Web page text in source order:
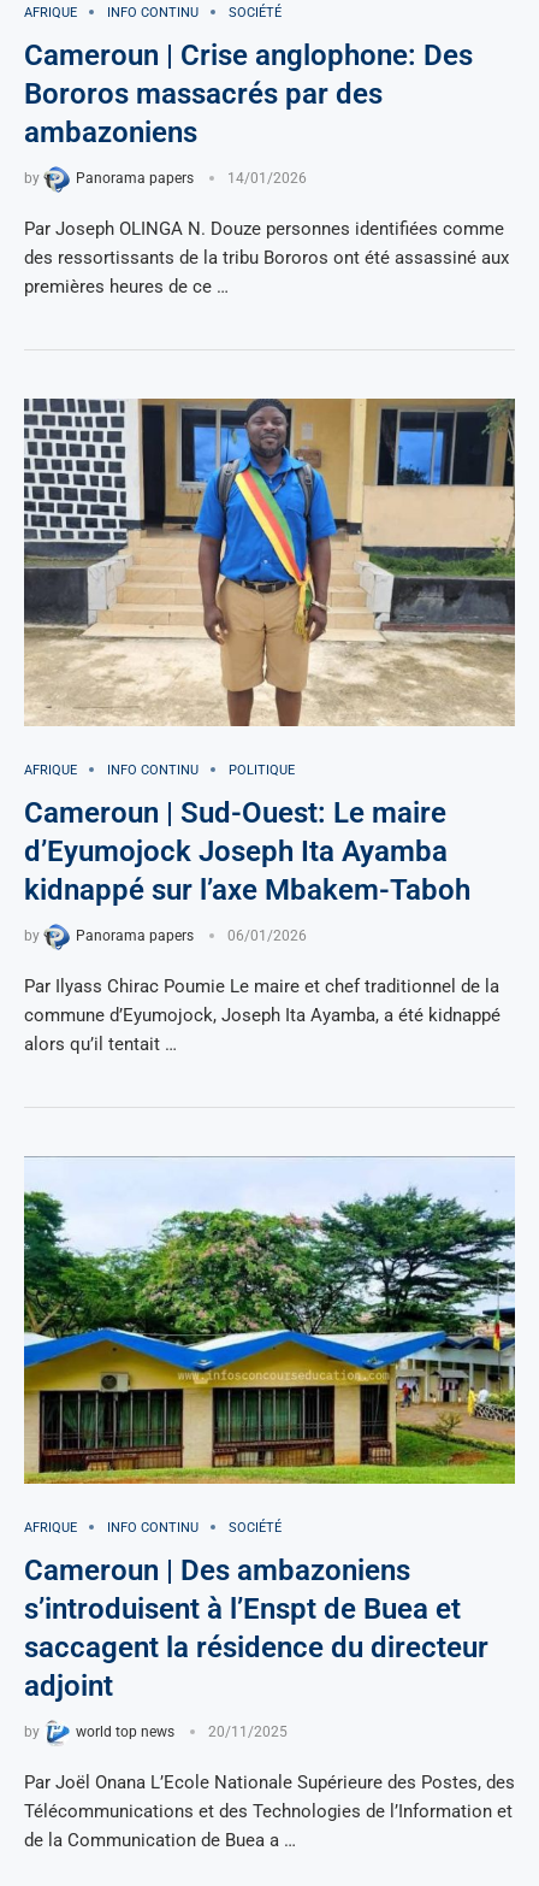
AFRIQUE INFO CONTINU SOCIÉTÉ
Cameroun | Crise anglophone: Des
Bororos massacrés par des
ambazoniens
by Panorama papers 14/01/2026
Par Joseph OLINGA N. Douze personnes identifiées comme
des ressortissants de la tribu Bororos ont été assassiné aux
premières heures de ce …
AFRIQUE INFO CONTINU POLITIQUE
Cameroun | Sud-Ouest: Le maire
d’Eyumojock Joseph Ita Ayamba
kidnappé sur l’axe Mbakem-Taboh
by Panorama papers 06/01/2026
Par Ilyass Chirac Poumie Le maire et chef traditionnel de la
commune d’Eyumojock, Joseph Ita Ayamba, a été kidnappé
alors qu’il tentait …
AFRIQUE INFO CONTINU SOCIÉTÉ
Cameroun | Des ambazoniens
s’introduisent à l’Enspt de Buea et
saccagent la résidence du directeur
adjoint
by world top news 20/11/2025
Par Joël Onana L’Ecole Nationale Supérieure des Postes, des
Télécommunications et des Technologies de l’Information et
de la Communication de Buea a …